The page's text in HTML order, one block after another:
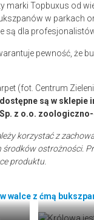
marki Topbuxus od
w parkach
są dla
pewność, że
(fot. Centrum
są w sklepie
z o.o.
korzystać z
ostrożności.
produktu.
walce z ćmą